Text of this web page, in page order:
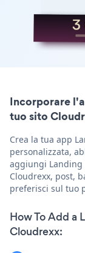
Incorporare
tuo sito
Crea la tua app
personalizzata,
aggiungi Landing
Cloudrexx, post,
preferisci sul tuo
How To Add a
Cloudrexx: